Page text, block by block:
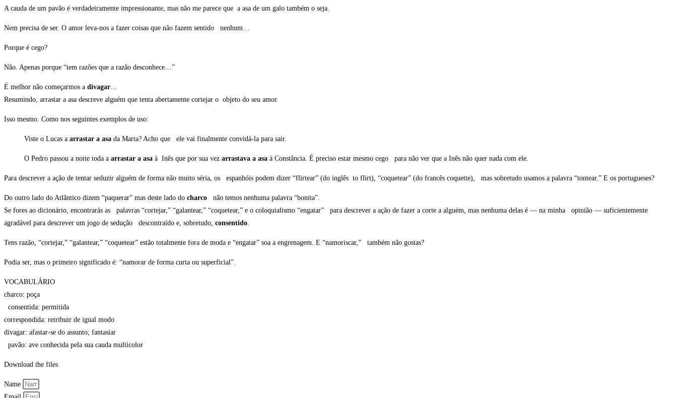
A cauda de um pavão é verdadeiramente impressionante, mas não me parece que a asa de um galo também o seja.
Nem precisa de ser. O amor leva-nos a fazer coisas que não fazem sentido nenhum…
Porque é cego?
Não. Apenas porque “tem razões que a razão desconhece…”
É melhor não começarmos a divagar…
Resumindo, arrastar a asa descreve alguém que tenta abertamente cortejar o objeto do seu amor.
Isso mesmo. Como nos seguintes exemplos de uso:
Viste o Lucas a arrastar a asa da Marta? Acho que ele vai finalmente convidá-la para sair.
O Pedro passou a noite toda a arrastar a asa à Inês que por sua vez arrastava a asa à Constância. É preciso estar mesmo cego para não ver que a Inês não quer nada com ele.
Para descrever a ação de tentar seduzir alguém de forma não muito séria, os espanhóis podem dizer “flirtear” (do inglês to flirt), “coquetear” (do francês coquette), mas sobretudo usamos a palavra “tontear.” E os portugueses?
Do outro lado do Atlântico dizem “paquerar” mas deste lado do charco
não temos nenhuma palavra “bonita”.
Se fores ao dicionário, encontrarás as palavras “cortejar,” “galantear,” “coquetear,” e o coloquialismo “engatar” para descrever a ação de fazer a corte a alguém, mas nenhuma delas é — na minha opinião — suficientemente
agradável para descrever um jogo de sedução descontraído e, sobretudo, consentido.
Tens razão, “cortejar,” “galantear,” “coquetear” estão totalmente fora de moda e “engatar” soa a engrenagem. E “namoriscar,” também não gostas?
Podia ser, mas o primeiro significado é: “namorar de forma curta ou superficial”.
VOCABULÁRIO
charco: poça
consentida: permitida
correspondida: retribuir de igual modo
divagar: afastar-se do assunto; fantasiar
pavão: ave conhecida pela sua cauda multicolor
Download the files
Name